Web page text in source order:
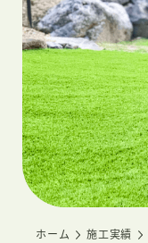
ホーム 施工実績